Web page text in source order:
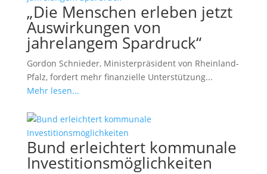
„Die Menschen erleben jetzt
Auswirkungen von
jahrelangem Spardruck“
Gordon Schnieder, Ministerpräsident von Rheinland-
Pfalz, fordert mehr finanzielle Unterstützung...
Mehr lesen...
Bund erleichtert kommunale
Investitionsmöglichkeiten